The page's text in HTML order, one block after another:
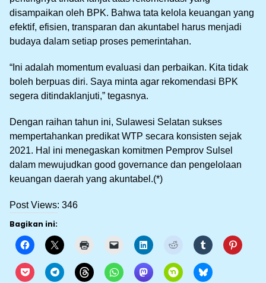
disampaikan oleh BPK. Bahwa tata kelola keuangan yang
efektif, efisien, transparan dan akuntabel harus menjadi
budaya dalam setiap proses pemerintahan.
“Ini adalah momentum evaluasi dan perbaikan. Kita tidak
boleh berpuas diri. Saya minta agar rekomendasi BPK
segera ditindaklanjuti,” tegasnya.
Dengan raihan tahun ini, Sulawesi Selatan sukses
mempertahankan predikat WTP secara konsisten sejak
2021. Hal ini menegaskan komitmen Pemprov Sulsel
dalam mewujudkan good governance dan pengelolaan
keuangan daerah yang akuntabel.(*)
Post Views: 346
Bagikan ini: